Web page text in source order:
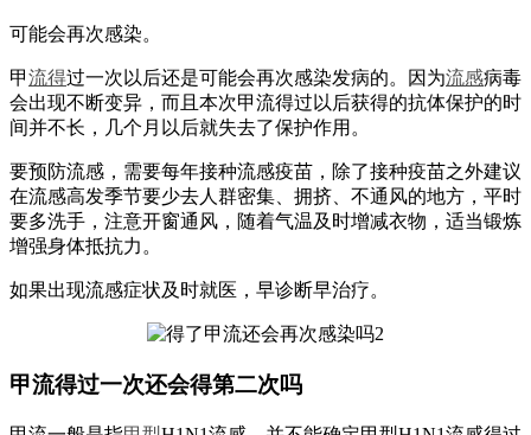
可能会再次感染。
甲流得过一次以后还是可能会再次感染发病的。因为流感病毒
会出现不断变异，而且本次甲流得过以后获得的抗体保护的时
间并不长，几个月以后就失去了保护作用。
要预防流感，需要每年接种流感疫苗，除了接种疫苗之外建议
在流感高发季节要少去人群密集、拥挤、不通风的地方，平时
要多洗手，注意开窗通风，随着气温及时增减衣物，适当锻炼
增强身体抵抗力。
如果出现流感症状及时就医，早诊断早治疗。
甲流得过一次还会得第二次吗